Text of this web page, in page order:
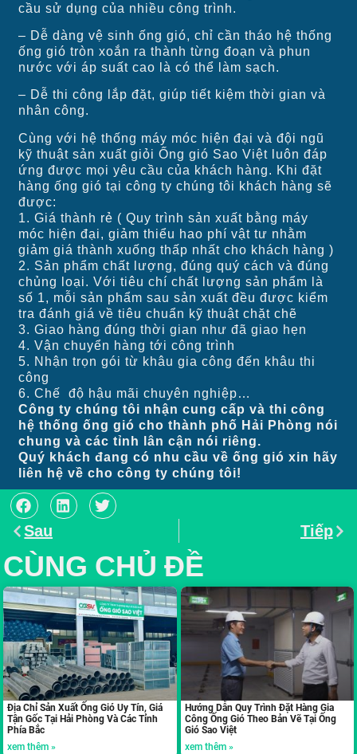
cầu sử dụng của nhiều công trình.
– Dễ dàng vệ sinh ống gió, chỉ cần tháo hệ thống
ống gió tròn xoắn ra thành từng đoạn và phun
nước với áp suất cao là có thể làm sạch.
– Dễ thi công lắp đặt, giúp tiết kiệm thời gian và
nhân công.
Cùng với hệ thống máy móc hiện đại và đội ngũ
kỹ thuật sản xuất giỏi Ống gió Sao Việt luôn đáp
ứng được mọi yêu cầu của khách hàng. Khi đặt
hàng ống gió tại công ty chúng tôi khách hàng sẽ
được:
1. Giá thành rẻ ( Quy trình sản xuất bằng máy
móc hiện đại, giảm thiểu hao phí vật tư nhằm
giảm giá thành xuống thấp nhất cho khách hàng )
2. Sản phẩm chất lượng, đúng quý cách và đúng
chủng loại. Với tiêu chí chất lượng sản phẩm là
số 1, mỗi sản phẩm sau sản xuất đều được kiểm
tra đánh giá về tiêu chuẩn kỹ thuật chặt chẽ
3. Giao hàng đúng thời gian như đã giao hẹn
4. Vận chuyển hàng tới công trình
5. Nhận trọn gói từ khâu gia công đến khâu thi
công
6. Chế độ hậu mãi chuyên nghiệp…
Công ty chúng tôi nhận cung cấp và thi công
hệ thống ống gió cho thành phố Hải Phòng nói
chung và các tỉnh lân cận nói riêng.
Quý khách đang có nhu cầu về ống gió xin hãy
liên hệ về cho công ty chúng tôi!
Sau Tiếp
CÙNG CHỦ ĐỀ
Địa Chỉ Sản Xuất Ống Gió Uy Tín, Giá
Tận Gốc Tại Hải Phòng Và Các Tỉnh
Phía Bắc
xem thêm »
Hướng Dẫn Quy Trình Đặt Hàng Gia
Công Ống Gió Theo Bản Vẽ Tại Ống
Gió Sao Việt
xem thêm »